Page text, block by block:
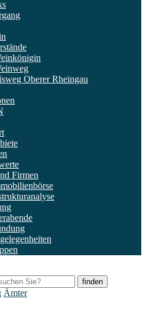
Oberer Rheingau
Firmen
finden
Ämter